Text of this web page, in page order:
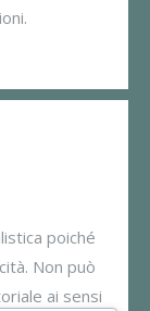
poiché
Non può
ai sensi